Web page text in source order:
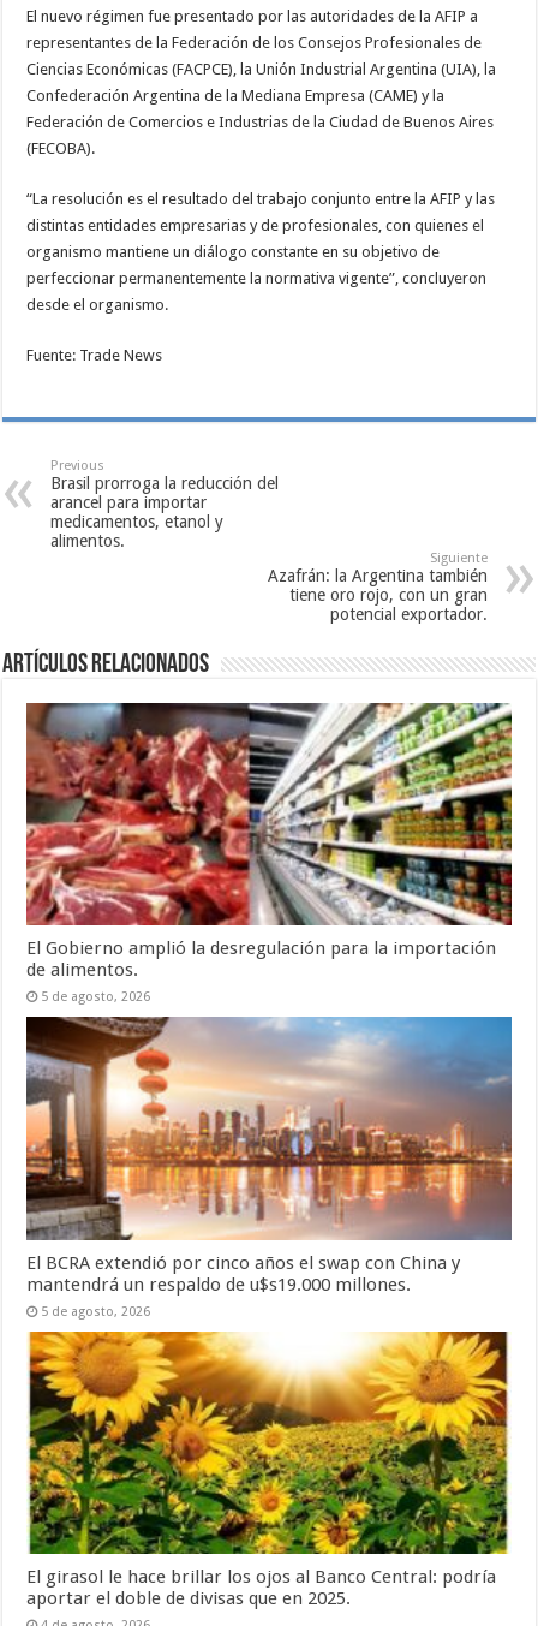
El nuevo régimen fue presentado por las autoridades de la AFIP a
representantes de la Federación de los Consejos Profesionales de
Ciencias Económicas (FACPCE), la Unión Industrial Argentina (UIA), la
Confederación Argentina de la Mediana Empresa (CAME) y la
Federación de Comercios e Industrias de la Ciudad de Buenos Aires
(FECOBA).
“La resolución es el resultado del trabajo conjunto entre la AFIP y las
distintas entidades empresarias y de profesionales, con quienes el
organismo mantiene un diálogo constante en su objetivo de
perfeccionar permanentemente la normativa vigente”, concluyeron
desde el organismo.
Fuente: Trade News
Previous
Brasil prorroga la reducción del
arancel para importar
medicamentos, etanol y
alimentos.
Siguiente
Azafrán: la Argentina también
tiene oro rojo, con un gran
potencial exportador.
Artículos relacionados
El Gobierno amplió la desregulación para la importación
de alimentos.
5 de agosto, 2026
El BCRA extendió por cinco años el swap con China y
mantendrá un respaldo de u$s19.000 millones.
5 de agosto, 2026
El girasol le hace brillar los ojos al Banco Central: podría
aportar el doble de divisas que en 2025.